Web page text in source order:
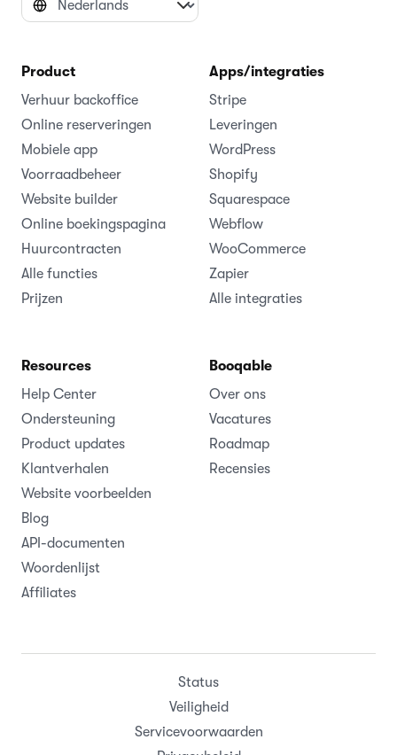
Product
Verhuur backoffice
Online reserveringen
Mobiele app
Voorraadbeheer
Website builder
Online boekingspagina
Huurcontracten
Alle functies
Prijzen
Apps/integraties
Stripe
Leveringen
WordPress
Shopify
Squarespace
Webflow
WooCommerce
Zapier
Alle integraties
Resources
Help Center
Ondersteuning
Product updates
Klantverhalen
Website voorbeelden
Blog
API-documenten
Woordenlijst
Affiliates
Booqable
Over ons
Vacatures
Roadmap
Recensies
Status
Veiligheid
Servicevoorwaarden